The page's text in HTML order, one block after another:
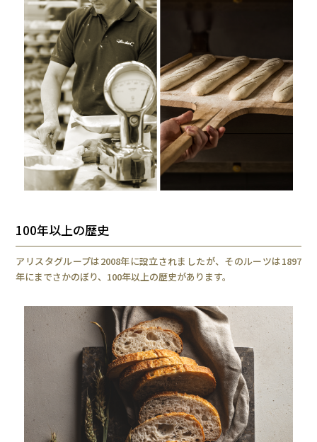
100年以上の歴史
アリスタグループは2008年に設立されましたが、そのルーツは1897
年にまでさかのぼり、100年以上の歴史があります。
VIEW MORE